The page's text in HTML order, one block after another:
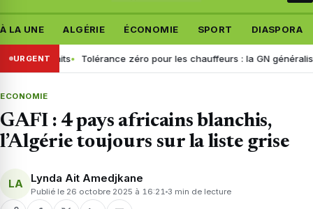
À LA UNE ALGÉRIE ÉCONOMIE SPORT DIASPORA
URGENT
faits Tolérance zéro pour les chauffeurs : la GN généralise le
ECONOMIE
GAFI : 4 pays africains blanchis,
l’Algérie toujours sur la liste grise
LA Lynda Ait Amedjkane
Publié le 26 octobre 2025 à 16:21 3 min de lecture